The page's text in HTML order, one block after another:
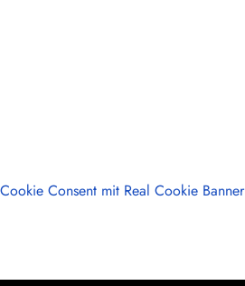
Cookie Consent mit Real Cookie Banner